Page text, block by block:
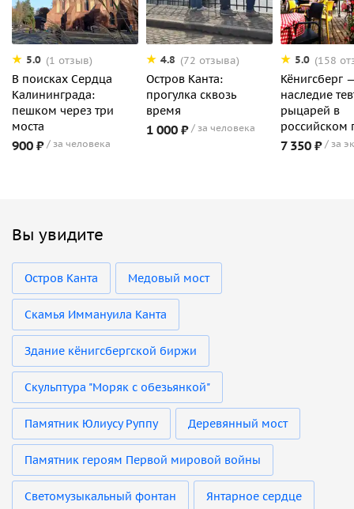
5.0 (1 отзыв)
В поисках Сердца
Калининграда:
пешком через три
моста
900 ₽ за человека
4.8 (72 отзыва)
Остров Канта:
прогулка сквозь
время
1 000 ₽ за человека
5.0 (158
Кёнигсберг
наследие
рыцарей в
российском
7 350 ₽ за
Вы увидите
Остров Канта Медовый мост
Скамья Иммануила Канта
Здание кёнигсбергской биржи
Cкульптура "Моряк с обезьянкой"
Памятник Юлиусу Руппу Деревянный мост
Памятник героям Первой мировой войны
Светомузыкальный фонтан Янтарное сердце